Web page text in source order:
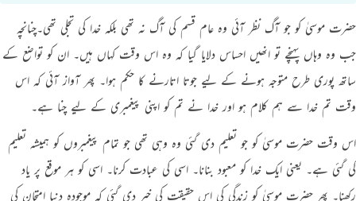
حضرت موسیٰ کو جو آگ نظر آئی وہ عام قسم کی آگ نہ تھی بلکہ خدا کی تجلی تھی۔چنانچہ
جب وہ وہاں پہنچے تو انھیں احساس دلایا گیا کہ وہ اس وقت کہاں ہیں۔ ان کو تواضع کے
ساتھ پوری طرح متوجہ ہونے کے لیے جوتا اتارنے کا حکم ہوا۔ پھر آواز آئی کہ اس
وقت تم خدا سے ہم کلام ہو اور خدا نے تم کو اپنی پیغمبری کے لیے چنا ہے۔
اس وقت حضرت موسیٰ کو جو تعلیم دی گئی وہ وہی تھی جو تمام پیغمبروں کو ہمیشہ تعلیم
کی گئی ہے۔ یعنی ایک خدا کو معبود بنانا۔ اسی کی عبادت کرنا۔ اسی کو ہر موقع پر یاد
رکھنا۔ پھر حضرت موسیٰ کو زندگی کی اس حقیقت کی خبر دی گئی کہ موجودہ دنیا امتحان کی